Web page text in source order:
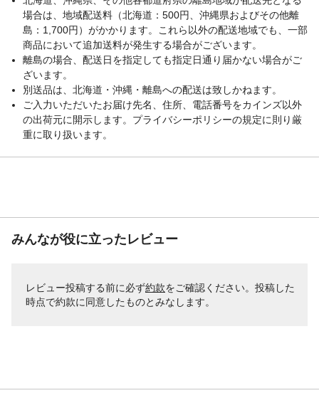
場合は、地域配送料（北海道：500円、沖縄県およびその他離
島：1,700円）がかかります。これら以外の配送地域でも、一部
商品において追加送料が発生する場合がございます。
離島の場合、配送日を指定しても指定日通り届かない場合がご
ざいます。
別送品は、北海道・沖縄・離島への配送は致しかねます。
ご入力いただいたお届け先名、住所、電話番号をカインズ以外
の出荷元に開示します。プライバシーポリシーの規定に則り厳
重に取り扱います。
みんなが役に立ったレビュー
レビュー投稿する前に必ず約款をご確認ください。投稿した
時点で約款に同意したものとみなします。